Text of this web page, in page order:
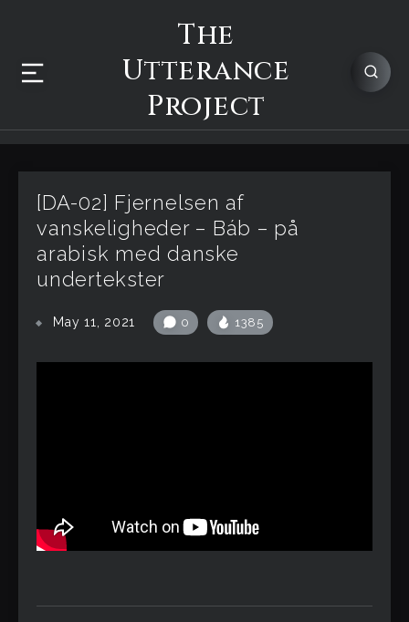
The
Utterance
Project
[DA-02] Fjernelsen af
vanskeligheder – Báb – på
arabisk med danske
undertekster
May 11, 2021 0 1385